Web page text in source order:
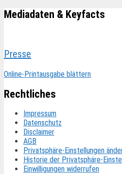
Mediadaten & Keyfacts
Presse
Online-Printausgabe blättern
Rechtliches
Impressum
Datenschutz
Disclaimer
AGB
Privatsphäre-Einstellungen
Historie der Privatsphäre-
Einwilligungen widerrufen